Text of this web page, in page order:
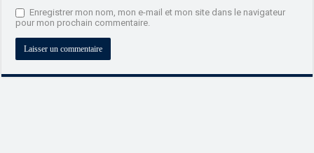
Enregistrer mon nom, mon e-mail et mon site dans le navigateur
pour mon prochain commentaire.